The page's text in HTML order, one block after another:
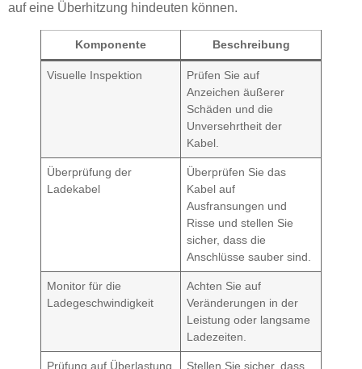
auf eine Überhitzung hindeuten können.
Komponente Beschreibung
Visuelle Inspektion
Prüfen Sie auf
Anzeichen äußerer
Schäden und die
Unversehrtheit der
Kabel.
Überprüfung der
Ladekabel
Überprüfen Sie das
Kabel auf
Ausfransungen und
Risse und stellen Sie
sicher, dass die
Anschlüsse sauber sind.
Monitor für die
Ladegeschwindigkeit
Achten Sie auf
Veränderungen in der
Leistung oder langsame
Ladezeiten.
Prüfung auf Überlastung Stellen Sie sicher, dass